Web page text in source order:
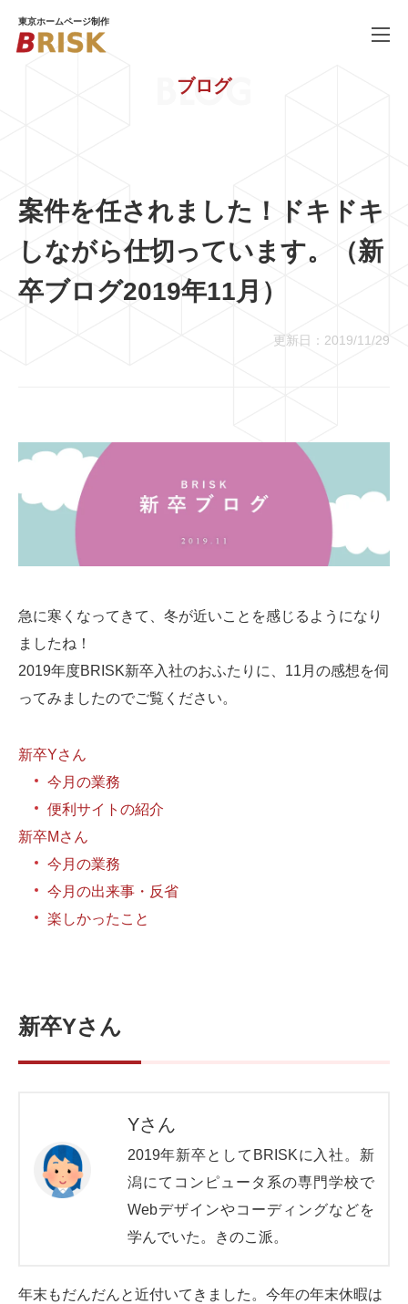
東京ホームページ制作
COMPANY
BLOG
Web制作無料提案
よくあるご質問
ブログ
BLOG
案件を任されました！ドキドキ
しながら仕切っています。（新
卒ブログ2019年11月）
更新日：2019/11/29
急に寒くなってきて、冬が近いことを感じるようになり
ましたね！
2019年度BRISK新卒入社のおふたりに、11月の感想を伺
ってみましたのでご覧ください。
新卒Yさん
今月の業務
便利サイトの紹介
新卒Mさん
今月の業務
今月の出来事・反省
楽しかったこと
新卒Yさん
Yさん
2019年新卒としてBRISKに入社。 新
潟にてコンピュータ系の専門学校で
Webデザインやコーディングなどを
学んでいた。
きのこ派。
年末もだんだんと近付いてきました。今年の年末休暇は